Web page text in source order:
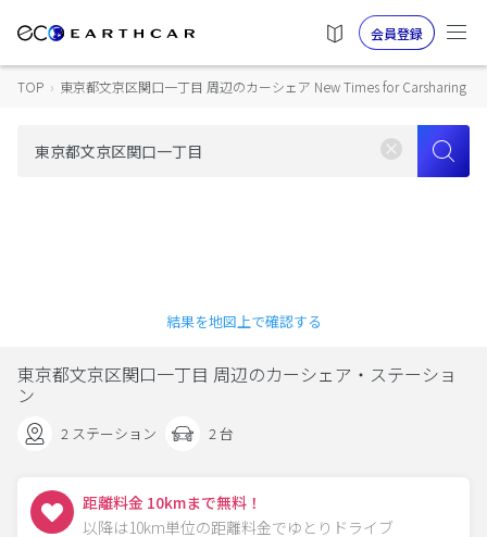
会員登録
TOP › 東京都文京区関口一丁目 周辺のカーシェア New Times for Carsharing
結果を地図上で確認する
東京都文京区関口一丁目 周辺のカーシェア・ステーショ
ン
2 ステーション 2 台
距離料金 10kmまで無料！
以降は10km単位の距離料金でゆとりドライブ